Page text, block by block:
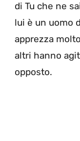
di Tu che ne
lui è un uomo
apprezza
altri hanno
opposto.